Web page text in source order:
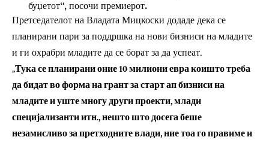
буџетот“, посочи премиерот.
Претседателот на Владата Мицкоски додаде дека се
планирани пари за поддршка на нови бизниси на младите
и ги охрабри младите да се борат за да успеат.
„Тука се планирани оние 10 милиони евра коишто треба
да бидат во форма на грант за старт ап бизниси на
младите и уште многу други проекти, млади
специјализанти итн., нешто што досега беше
незамисливо за претходните влади, ние тоа го правиме и